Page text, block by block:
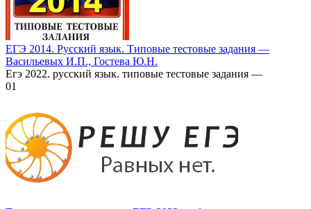
ЕГЭ 2014. Русский язык. Типовые тестовые задания —
Васильевых И.П., Гостева Ю.Н.
Егэ 2022. русский язык. типовые тестовые задания —
01